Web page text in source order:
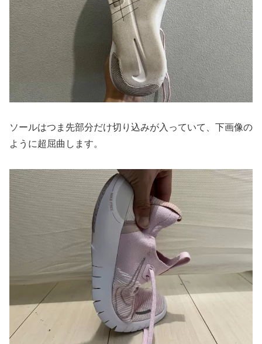
ソールはつま先部分だけ切り込みが入っていて、下画像の
ように超屈曲します。